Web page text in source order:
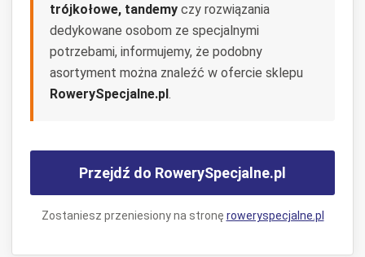
trójkołowe, tandemy czy rozwiązania
dedykowane osobom ze specjalnymi
potrzebami, informujemy, że podobny
asortyment można znaleźć w ofercie sklepu
RowerySpecjalne.pl.
Przejdź do RowerySpecjalne.pl
Zostaniesz przeniesiony na stronę roweryspecjalne.pl